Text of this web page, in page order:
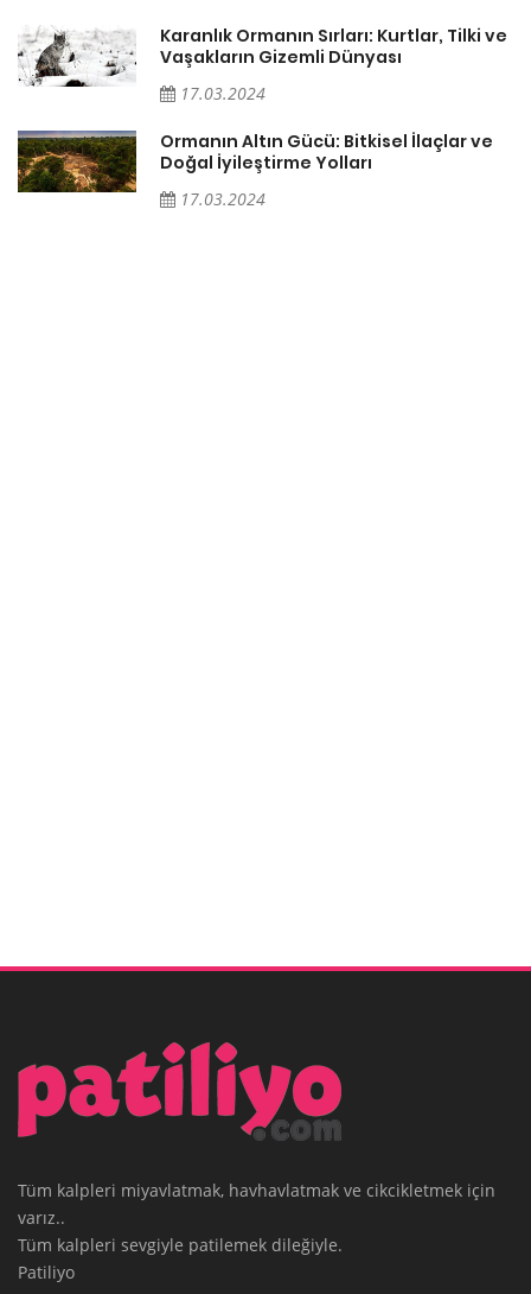
Karanlık Ormanın Sırları: Kurtlar, Tilki ve
Vaşakların Gizemli Dünyası
17.03.2024
Ormanın Altın Gücü: Bitkisel İlaçlar ve
Doğal İyileştirme Yolları
17.03.2024
Tüm kalpleri miyavlatmak, havhavlatmak ve cikcikletmek için
varız..
Tüm kalpleri sevgiyle patilemek dileğiyle.
Patiliyo